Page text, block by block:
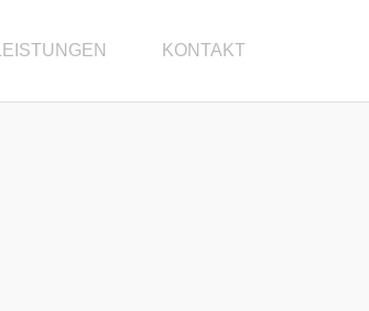
LEISTUNGEN KONTAKT